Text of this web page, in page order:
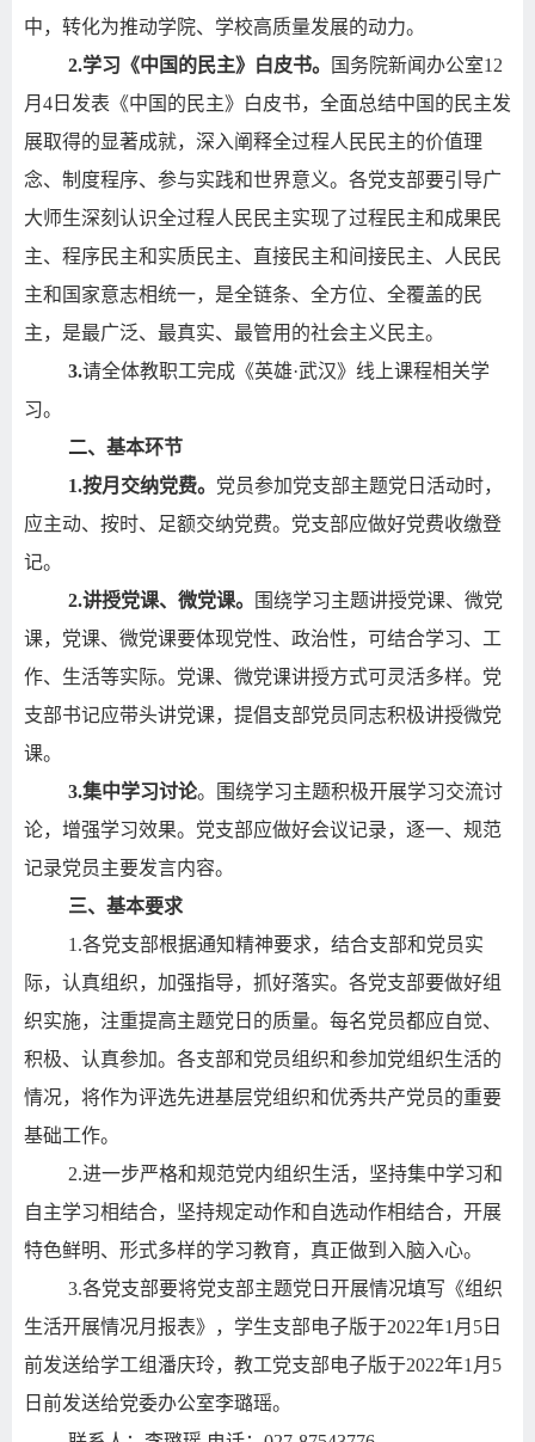
中，转化为推动学院、学校高质量发展的动力。
2.学习《中国的民主》白皮书。 国务院新闻办公室12
月 4 日发表《中国的民主》白皮书，全面总结中国的民主发
展取得的显著成就，深入阐释全过程人民民主的价值理
念、制度程序、参与实践和世界意义。 各党支部要引导广
大师生深刻认识全过程人民民主实现了过程民主和成果民
主、程序民主和实质民主、直接民主和间接民主、人民民
主和国家意志相统一，是全链条、全方位、全覆盖的民
主，是最广泛、最真实、最管用的社会主义民主。
3.请全体教职工完成《英雄·武汉》线上课程相关学
习。
二、基本环节
1.按月交纳党费。 党员参加党支部主题党日活动时，
应主动、按时、足额交纳党费。党支部应做好党费收缴登
记。
2.讲授党课、微党课。
围绕学习主题讲授党课、微党
课，党课、微党课要体现党性、政治性，可结合学习、工
作、生活等实际。党课、微党课讲授方式可灵活多样。党
支部书记应带头讲党课，提倡支部党员同志积极讲授微党
课。
3.集中学习讨论。围绕学习主题积极开展学习交流讨
论，增强学习效果。党支部应做好会议记录，逐一、规范
记录党员主要发言内容。
三、基本要求
1.各党支部根据通知精神要求，结合支部和党员实
际，认真组织，加强指导，抓好落实。各党支部要做好组
织实施，注重提高主题党日的质量。每名党员都应自觉、
积极、认真参加。各支部和党员组织和参加党组织生活的
情况，将作为评选先进基层党组织和优秀共产党员的重要
基础工作。
2.进一步严格和规范党内组织生活，坚持集中学习和
自主学习相结合，坚持规定动作和自选动作相结合，开展
特色鲜明、形式多样的学习教育，真正做到入脑入心。
3.各党支部要将党支部主题党日开展情况填写《组织
生活开展情况月报表》，学生支部电子版于2022年1 月 5 日
前发送给学工组潘庆玲，教工党支部电子版于2022年1 月 5
日前发送给党委办公室李璐瑶。